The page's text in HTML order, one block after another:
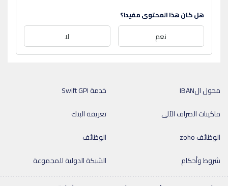
هل كان هذا المحتوى مفيدا؟
نعم لا
خدمة Swift GPI
محول الIBAN
تعريفة البنك
ماكينات الصراف الآلى
الوظائف
الوظائف zoho
الشبكة الدولية للمجموعة
شروط وأحكام